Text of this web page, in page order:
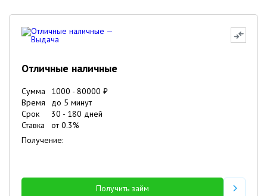
Отличные наличные
Сумма 1000 - 80000 ₽
Время
до 5 минут
Срок
30 - 180 дней
Ставка
от0.3%
Получение:
Получить займ